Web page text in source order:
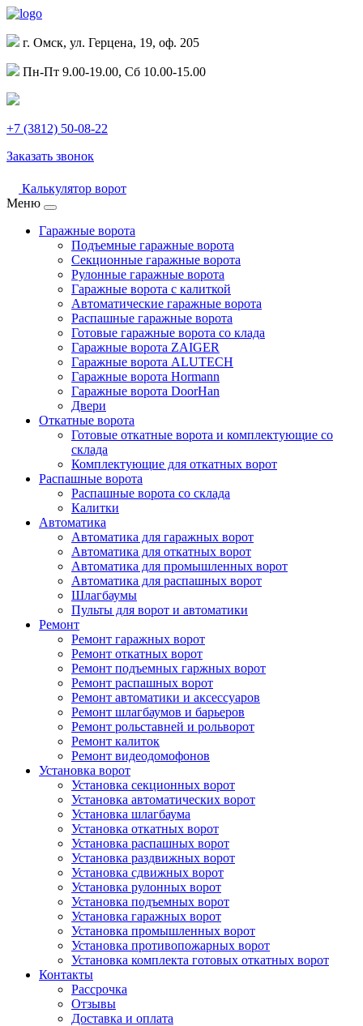
г. Омск, ул. Герцена, 19, оф. 205
Пн-Пт 9.00-19.00, Сб 10.00-15.00
+7 (3812) 50-08-22
Заказать звонок
Калькулятор ворот
Меню
Гаражные ворота
Подъемные гаражные ворота
Секционные гаражные ворота
Рулонные гаражные ворота
Гаражные ворота с калиткой
Автоматические гаражные ворота
Распашные гаражные ворота
Готовые гаражные ворота со клада
Гаражные ворота ZAIGER
Гаражные ворота ALUTECH
Гаражные ворота Hormann
Гаражные ворота DoorHan
Двери
Откатные ворота
Готовые откатные ворота и комплектующие со
склада
Комплектующие для откатных ворот
Распашные ворота
Распашные ворота со склада
Калитки
Автоматика
Автоматика для гаражных ворот
Автоматика для откатных ворот
Автоматика для промышленных ворот
Автоматика для распашных ворот
Шлагбаумы
Пульты для ворот и автоматики
Ремонт
Ремонт гаражных ворот
Ремонт откатных ворот
Ремонт подъемных гаржных ворот
Ремонт распашных ворот
Ремонт автоматики и аксессуаров
Ремонт шлагбаумов и барьеров
Ремонт рольставней и рольворот
Ремонт калиток
Ремонт видеодомофонов
Установка ворот
Установка секционных ворот
Установка автоматических ворот
Установка шлагбаума
Установка откатных ворот
Установка распашных ворот
Установка раздвижных ворот
Установка сдвижных ворот
Установка рулонных ворот
Установка подъемных ворот
Установка гаражных ворот
Установка промышленных ворот
Установка противопожарных ворот
Установка комплекта готовых откатных ворот
Контакты
Рассрочка
Отзывы
Доставка и оплата